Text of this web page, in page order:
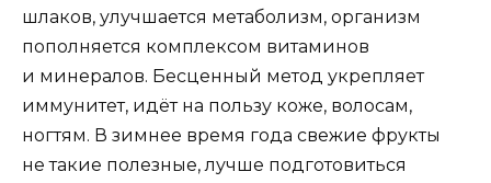
шлаков, улучшается метаболизм, организм
пополняется комплексом витаминов
и минералов. Бесценный метод укрепляет
иммунитет, идёт на пользу коже, волосам,
ногтям. В зимнее время года свежие фрукты
не такие полезные, лучше подготовиться